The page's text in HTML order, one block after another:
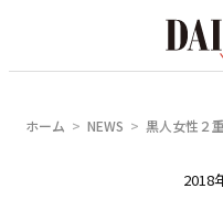
ホーム NEWS 黒人女性２
2018